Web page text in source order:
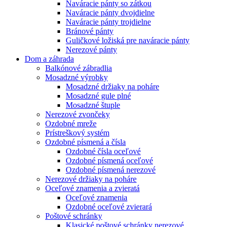
Naváracie pánty so zátkou
Naváracie pánty dvojdielne
Naváracie pánty trojdielne
Bránové pánty
Guličkové ložiská pre naváracie pánty
Nerezové pánty
Dom a záhrada
Balkónové zábradlia
Mosadzné výrobky
Mosadzné držiaky na poháre
Mosadzné gule plné
Mosadzné štuple
Nerezové zvončeky
Ozdobné mreže
Prístreškový systém
Ozdobné písmená a čísla
Ozdobné čísla oceľové
Ozdobné písmená oceľové
Ozdobné písmená nerezové
Nerezové držiaky na poháre
Oceľové znamenia a zvieratá
Oceľové znamenia
Ozdobné oceľové zvierará
Poštové schránky
Klasické poštové schránky nerezové